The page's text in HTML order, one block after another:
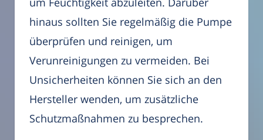
hinaus sollten Sie regelmäßig die Pumpe
überprüfen und reinigen, um
Verunreinigungen zu vermeiden. Bei
Unsicherheiten können Sie sich an den
Hersteller wenden, um zusätzliche
Schutzmaßnahmen zu besprechen.